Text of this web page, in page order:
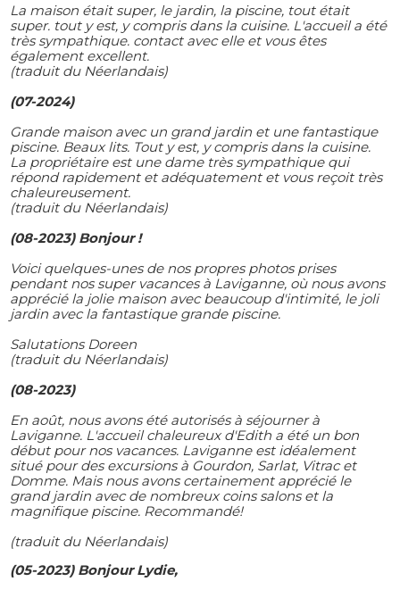
La maison était super, le jardin, la piscine, tout était
super. tout y est, y compris dans la cuisine. L'accueil a été
très sympathique. contact avec elle et vous êtes
également excellent.
(traduit du Néerlandais)
(07-2024)
Grande maison avec un grand jardin et une fantastique
piscine. Beaux lits. Tout y est, y compris dans la cuisine.
La propriétaire est une dame très sympathique qui
répond rapidement et adéquatement et vous reçoit très
chaleureusement.
(traduit du Néerlandais)
(08-2023) Bonjour !
Voici quelques-unes de nos propres photos prises
pendant nos super vacances à Laviganne, où nous avons
apprécié la jolie maison avec beaucoup d'intimité, le joli
jardin avec la fantastique grande piscine.
Salutations Doreen
(traduit du Néerlandais)
(08-2023)
En août, nous avons été autorisés à séjourner à
Laviganne. L'accueil chaleureux d'Edith a été un bon
début pour nos vacances. Laviganne est idéalement
situé pour des excursions à Gourdon, Sarlat, Vitrac et
Domme. Mais nous avons certainement apprécié le
grand jardin avec de nombreux coins salons et la
magnifique piscine. Recommandé!
(traduit du Néerlandais)
(05-2023) Bonjour Lydie,